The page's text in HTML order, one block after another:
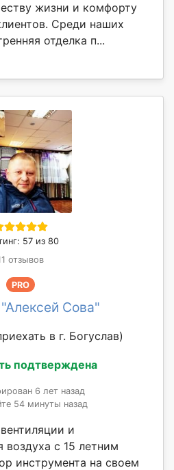
жизни и комфорту
Среди наших
отделка п...
57 из 80
отзывов
PRO
Сова"
в г. Богуслав)
подтверждена
6 лет назад
54 минуты назад
и
воздуха с 15 летним
инструмента на своем